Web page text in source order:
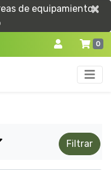
de equipamiento×
×
0
Filtrar